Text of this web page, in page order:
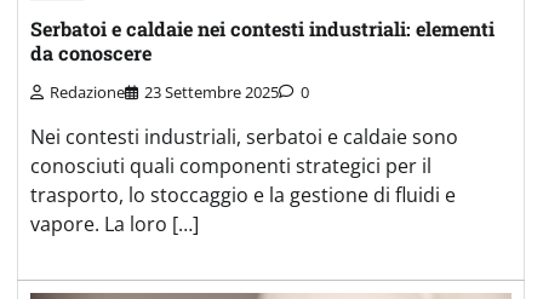
Serbatoi e caldaie nei contesti industriali: elementi
da conoscere
Redazione 23 Settembre 2025 0
Nei contesti industriali, serbatoi e caldaie sono
conosciuti quali componenti strategici per il
trasporto, lo stoccaggio e la gestione di fluidi e
vapore. La loro […]